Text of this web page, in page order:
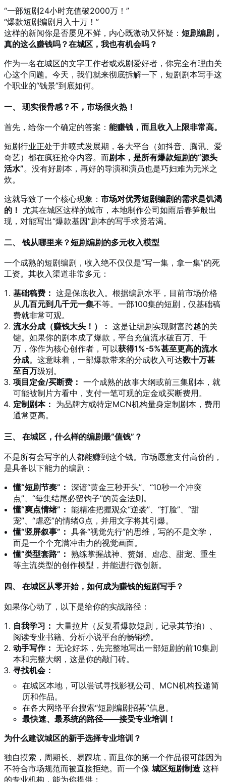
“一部短剧24小时充值破2000万！”
“爆款短剧编剧月入十万！”
这样的新闻你是否屡见不鲜，内心既激动又怀疑： 短剧编剧，
真的这么赚钱吗？在城区，我也有机会吗？
作为一名在城区的文字工作者或戏剧爱好者，你完全有理由关
心这个问题。今天，我们就来彻底拆解一下，短剧剧本写手这
个职业的“钱景”到底如何。
一、 现实很骨感？不，市场很火热！
首先，给你一个确定的答案： 能赚钱，而且收入上限非常高。
短剧行业正处于井喷式发展期，各大平台（如抖音、腾讯、爱
奇艺）都在疯狂抢夺内容。而剧本，是所有爆款短剧的“源头
活水”。没有好剧本，再好的导演和演员也是巧妇难为无米之
炊。
这就导致了一个核心现象： 市场对优秀短剧编剧的需求是饥渴
的！ 尤其在城区这样的城市，本地制作公司如雨后春笋般出
现，对能写出“爆款基因”剧本的写手求贤若渴。
二、 钱从哪里来？短剧编剧的多元收入模型
一个成熟的短剧编剧，收入绝不仅仅是“写一集，拿一集”的死
工资。其收入渠道非常多元：
基础稿费： 这是保底收入。根据编剧水平，目前市场价格
从 几百元到几千元一集不等。一部100集的短剧，仅基础稿
费就非常可观。
流水分成（赚钱大头！）： 这是让编剧实现财富跨越的关
键。如果你的剧本成了爆款，平台充值流水破百万、千
万，你作为核心创作者，可以获得1%-5%甚至更高的流水
分成。这意味着，一部爆款带来的分成收入可达数十万甚
至百万级别。
项目定金/买断费： 一个成熟的故事大纲或前三集剧本，就
可能被制片方看中，支付一笔可观的定金或买断费用。
定制剧本： 为品牌方或特定MCN机构量身定制剧本，费用
通常更高。
三、 在城区，什么样的编剧最“值钱”？
不是所有会写字的人都能赚到这个钱。市场愿意支付高价的，
是具备以下能力的编剧：
懂“短剧节奏”： 深谙“黄金三秒开头”、“10秒一个冲突
点”、“每集结尾必留钩子”的黄金法则。
懂“爽点情绪”： 能精准把握观众“逆袭”、“打脸”、“甜
宠”、“虐恋”的情绪G点，并用文字将其引爆。
懂“竖屏叙事”： 具备“视觉先行”的思维，写的不是文学，
而是一个个充满冲击力的视觉画面。
懂“类型套路”： 熟练掌握战神、赘婿、虐恋、甜宠、重生
等主流类型的创作模型，并能进行微创新。
四、 在城区从零开始，如何成为赚钱的短剧写手？
如果你心动了，以下是给你的实战路径：
自我学习： 大量拉片（反复看爆款短剧，记录其节拍）、
阅读专业书籍、分析小说平台的畅销榜。
动手写作： 无论好坏，先完整地写出一部短剧的前10集剧
本和完整大纲，这是你的敲门砖。
寻找机会：
在城区本地，可以尝试寻找影视公司、MCN机构投递简
历和作品。
在各大网络平台搜索“短剧编剧招募”信息。
最快速、最系统的路径——接受专业培训！
为什么建议城区的新手选择专业培训？
独自摸索，周期长、易踩坑，而且你的第一个作品很可能因为
不符合市场规范而被直接拒绝。而一个像 城区短剧制造 这样
的专业机构，能为你提供：